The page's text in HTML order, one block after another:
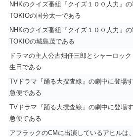
NHKのクイズ番組『クイズ１００人力』
TOKIOの国分太一である
NHKのクイズ番組『クイズ１００人力』
TOKIOの城島茂である
ドラマの主人公古畑任三郎とシャーロッ
生日である
TVドラマ『踊る大捜査線』の劇中に登場
急便である
TVドラマ『踊る大捜査線』の劇中に登場
急便である
アフラックのCMに出演しているアヒルは